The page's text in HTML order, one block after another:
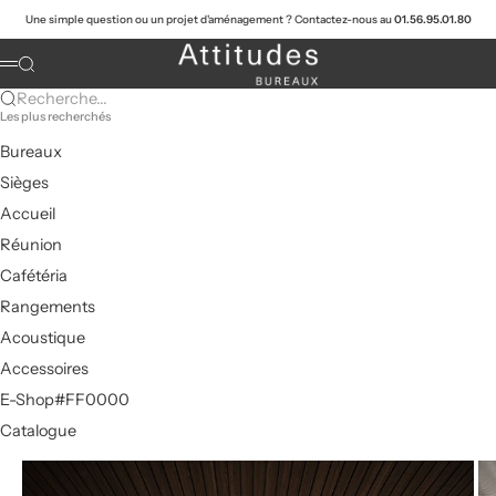
Une simple question ou un projet d'aménagement ? Contactez-nous au01.56.95.01.80
Attitudes Bureaux
Menu
Recherche
Recherche...
Les plus recherchés
Bureaux
Sièges
Accueil
Réunion
Cafétéria
Rangements
Acoustique
Accessoires
E-Shop#FF0000
Catalogue